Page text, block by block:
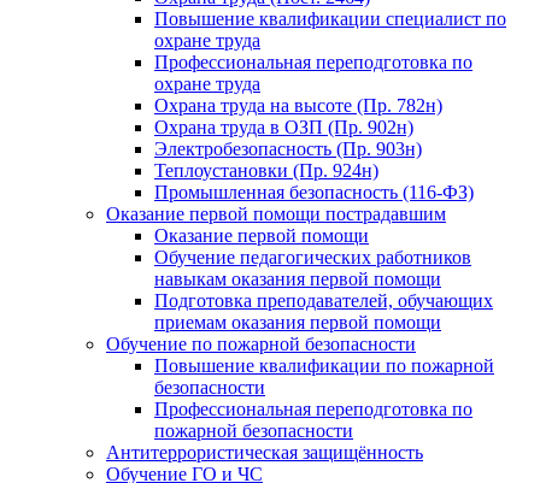
Повышение квалификации специалист по
охране труда
Профессиональная переподготовка по
охране труда
Охрана труда на высоте (Пр. 782н)
Охрана труда в ОЗП (Пр. 902н)
Электробезопасность (Пр. 903н)
Теплоустановки (Пр. 924н)
Промышленная безопасность (116-ФЗ)
Оказание первой помощи пострадавшим
Оказание первой помощи
Обучение педагогических работников
навыкам оказания первой помощи
Подготовка преподавателей, обучающих
приемам оказания первой помощи
Обучение по пожарной безопасности
Повышение квалификации по пожарной
безопасности
Профессиональная переподготовка по
пожарной безопасности
Антитеррористическая защищённость
Обучение ГО и ЧС